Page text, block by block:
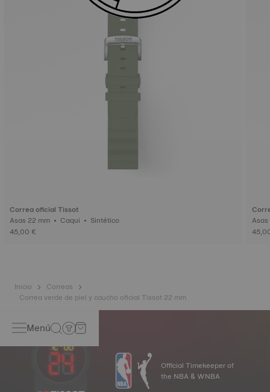
Correa oficial Tissot
Asas 22 mm • Caqui • Sintético
45,00 €
Inicio
Correas
Correa verde de piel y caucho oficial Tissot 22 mm
Menú
Official Timekeeper of
the NBA & WNBA